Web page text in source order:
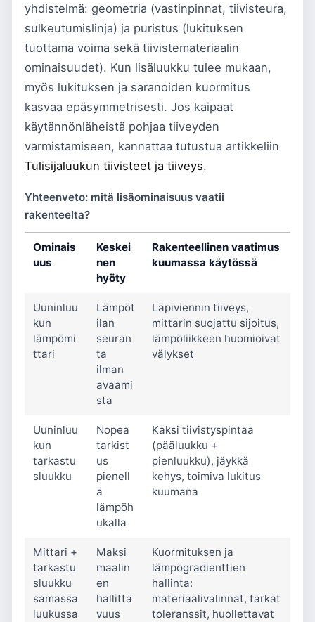
yhdistelmä: geometria (vastinpinnat, tiivisteura,
sulkeutumislinja) ja puristus (lukituksen
tuottama voima sekä tiivistemateriaalin
ominaisuudet). Kun lisäluukku tulee mukaan,
myös lukituksen ja saranoiden kuormitus
kasvaa epäsymmetrisesti. Jos kaipaat
käytännönläheistä pohjaa tiiveyden
varmistamiseen, kannattaa tutustua artikkeliin
Tulisijaluukun tiivisteet ja tiiveys.
Yhteenveto: mitä lisäominaisuus vaatii
rakenteelta?
Ominais
uus
Keskei
nen
hyöty
Rakenteellinen vaatimus
kuumassa käytössä
Uuninluu
kun
lämpömi
ttari
Lämpöt
ilan
seuran
ta
ilman
avaami
sta
Läpiviennin tiiveys,
mittarin suojattu sijoitus,
lämpöliikkeen huomioivat
välykset
Uuninluu
kun
tarkastu
sluukku
Nopea
tarkist
us
pienell
ä
lämpöh
ukalla
Kaksi tiivistyspintaa
(pääluukku +
pienluukku), jäykkä
kehys, toimiva lukitus
kuumana
Mittari +
tarkastu
sluukku
samassa
luukussa
Maksi
maalin
en
hallitta
vuus
Kuormituksen ja
lämpögradienttien
hallinta:
materiaalivalinnat, tarkat
toleranssit, huollettavat